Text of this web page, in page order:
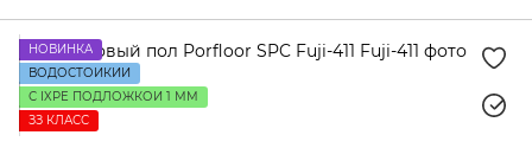
НОВИНКА
ВОДОСТОЙКИЙ
С IXPE ПОДЛОЖКОЙ 1 ММ
ЗЗ КЛАСС